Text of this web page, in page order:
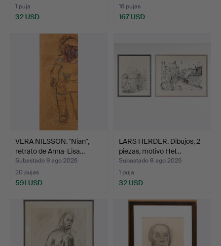
1 puja
32 USD
16 pujas
167 USD
VERA NILSSON. "Nian",
retrato de Anna-Lisa…
Subastado 9 ago 2026
20 pujas
591 USD
LARS HERDER. Dibujos, 2
piezas, motivo Hel…
Subastado 8 ago 2026
1 puja
32 USD